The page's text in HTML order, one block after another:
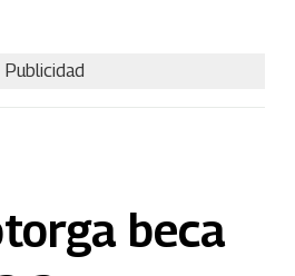
Publicidad
beca